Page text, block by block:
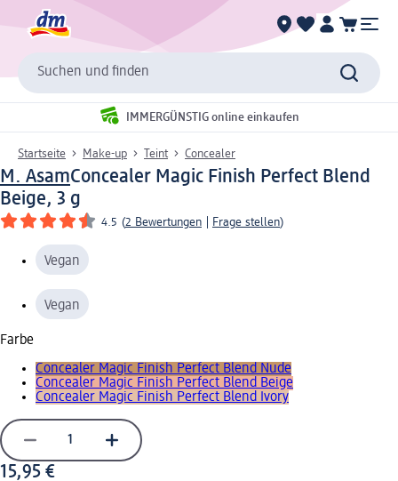
Suchen und finden
IMMERGÜNSTIG online einkaufen
Startseite Make-up Teint Concealer
M. AsamConcealer Magic Finish Perfect Blend
Beige, 3 g
4.5 (2 Bewertungen Frage stellen)
Vegan
Vegan
Farbe
Concealer Magic Finish Perfect Blend Nude
Concealer Magic Finish Perfect Blend Beige
Concealer Magic Finish Perfect Blend Ivory
15,95 €